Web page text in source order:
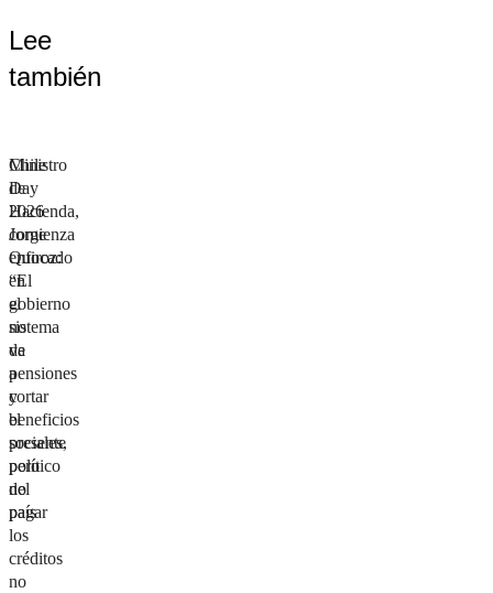
Lee
también
Ministro
de
Hacienda,
Jorge
Quiroz:
“El
gobierno
no
va
a
cortar
beneficios
sociales,
pero
no
pagar
los
créditos
no
Chile
Day
2026
comienza
enfocado
en
el
sistema
de
pensiones
y
el
presente
político
del
país